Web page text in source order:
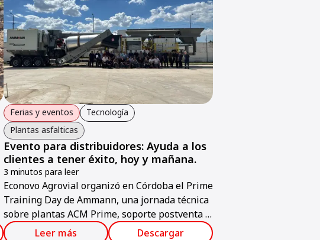
Ferias y eventos
Tecnología
Plantas asfalticas
Evento para distribuidores: Ayuda a los
clientes a tener éxito, hoy y mañana.
3 minutos para leer
Econovo Agrovial organizó en Córdoba el Prime
Training Day de Ammann, una jornada técnica
sobre plantas ACM Prime, soporte postventa y
soluciones ABC ValueTec.
Leer más Descargar